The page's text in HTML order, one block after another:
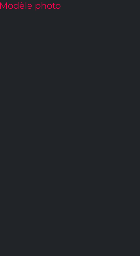
Modèle photo